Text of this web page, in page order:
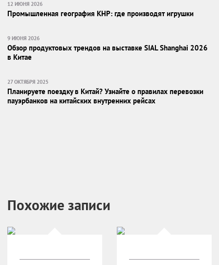
12 ИЮНЯ 2026
Промышленная география КНР: где производят игрушки
9 ИЮНЯ 2026
Обзор продуктовых трендов на выставке SIAL Shanghai 2026
в Китае
27 ОКТЯБРЯ 2025
Планируете поездку в Китай? Узнайте о правилах перевозки
пауэрбанков на китайских внутренних рейсах
Похожие записи